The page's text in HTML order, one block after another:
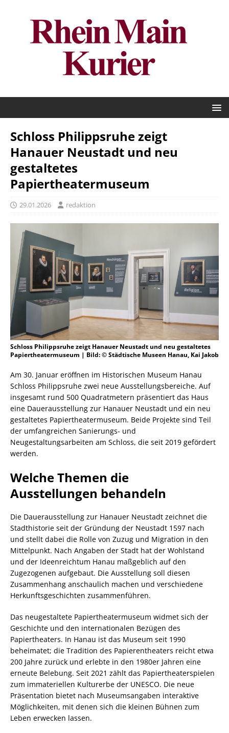
Schloss Philippsruhe zeigt
Hanauer Neustadt und neu
gestaltetes
Papiertheatermuseum
29.01.2026 redaktion
Schloss Philippsruhe zeigt Hanauer Neustadt und neu gestaltetes
Papiertheatermuseum | Bild: © Städtische Museen Hanau, Kai Jakob
Am 30. Januar eröffnen im Historischen Museum Hanau
Schloss Philippsruhe zwei neue Ausstellungsbereiche. Auf
insgesamt rund 500 Quadratmetern präsentiert das Haus
eine Dauerausstellung zur Hanauer Neustadt und ein neu
gestaltetes Papiertheatermuseum. Beide Projekte sind Teil
der umfangreichen Sanierungs- und
Neugestaltungsarbeiten am Schloss, die seit 2019 gefördert
werden.
Welche Themen die
Ausstellungen behandeln
Die Dauerausstellung zur Hanauer Neustadt zeichnet die
Stadthistorie seit der Gründung der Neustadt 1597 nach
und stellt dabei die Rolle von Zuzug und Migration in den
Mittelpunkt. Nach Angaben der Stadt hat der Wohlstand
und der Ideenreichtum Hanau maßgeblich auf den
Zugezogenen aufgebaut. Die Ausstellung soll diesen
Zusammenhang anschaulich machen und verschiedene
Herkunftsgeschichten zusammenführen.
Das neugestaltete Papiertheatermuseum widmet sich der
Geschichte und den internationalen Bezügen des
Papiertheaters. In Hanau ist das Museum seit 1990
beheimatet; die Tradition des Papierentheaters reicht etwa
200 Jahre zurück und erlebte in den 1980er Jahren eine
erneute Belebung. Seit 2021 zählt das Papiertheaterspielen
zum immateriellen Kulturerbe der UNESCO. Die neue
Präsentation bietet nach Museumsangaben interaktive
Möglichkeiten, mit denen sich die kleinen Bühnen zum
Leben erwecken lassen.